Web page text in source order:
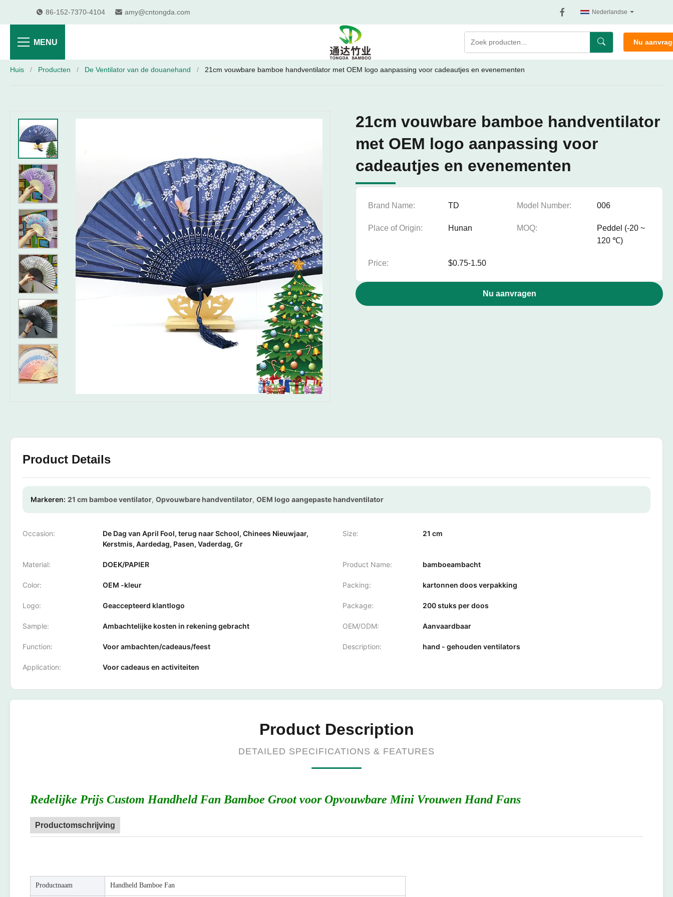
86-152-7370-4104 amy@cntongda.com Nederlandse
MENU Nu
Huis / Producten / De Ventilator van de douanehand / 21cm vouwbare bamboe handventilator met OEM logo aanpassing voor cadeautjes en evenementen
21cm vouwbare bamboe handventilator
met OEM logo aanpassing voor
cadeautjes en evenementen
Brand Name: TD Model Number: 006
Place of Origin: Hunan MOQ:
Peddel (-20 ~
120 ℃)
Price: $0.75-1.50
Nu aanvragen
Product Details
Markeren: 21 cm bamboe ventilator, Opvouwbare handventilator, OEM logo aangepaste handventilator
Occasion:
De Dag van April Fool, terug naar School, Chinees Nieuwjaar,
Kerstmis, Aardedag, Pasen, Vaderdag, Gr
Size: 21 cm
Material: DOEK/PAPIER Product Name: bamboeambacht
Color: OEM -kleur Packing: kartonnen doos verpakking
Logo: Geaccepteerd klantlogo Package: 200 stuks per doos
Sample: Ambachtelijke kosten in rekening gebracht OEM/ODM: Aanvaardbaar
Function: Voor ambachten/cadeaus/feest Description: hand - gehouden ventilators
Application: Voor cadeaus en activiteiten
Product Description
DETAILED SPECIFICATIONS & FEATURES
Redelijke Prijs Custom Handheld Fan Bamboe Groot voor Opvouwbare Mini Vrouwen Hand Fans
Productomschrijving
Productnaam Handheld Bamboe Fan